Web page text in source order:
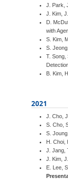
J. Park,
J. Kim,
D.
with
S. Kim,
S.
T. Song,
B. Kim,
2021
J. Cho,
S. Cho,
S.
H. Choi,
J. Jang,
J. Kim,
E. Lee,